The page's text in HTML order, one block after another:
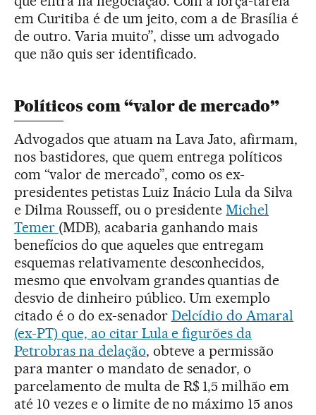
em Curitiba é de um jeito, com a de Brasília é
de outro. Varia muito”, disse um advogado
que não quis ser identificado.
Políticos com “valor de mercado”
Advogados que atuam na Lava Jato, afirmam,
nos bastidores, que quem entrega políticos
com “valor de mercado”, como os ex-
presidentes petistas Luiz Inácio Lula da Silva
e Dilma Rousseff, ou o presidenteMichel
Temer (MDB), acabaria ganhando mais
benefícios do que aqueles que entregam
esquemas relativamente desconhecidos,
mesmo que envolvam grandes quantias de
desvio de dinheiro público. Um exemplo
citado é o do ex-senador Delcídio do Amaral
(ex-PT) que, ao citar Lula e figurões da
Petrobras na delação, obteve a permissão
para manter o mandato de senador, o
parcelamento de multa de R$ 1,5 milhão em
até 10 vezes e o limite de no máximo 15 anos